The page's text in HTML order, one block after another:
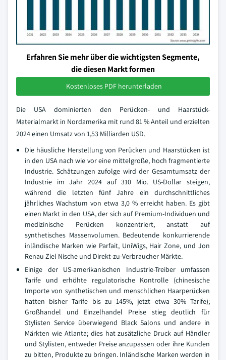
Erfahren Sie mehr über die wichtigsten Segmente,
die diesen Markt formen
Kostenloses PDF herunterladen
Die USA dominierten den Perücken- und Haarstück-
Materialmarkt in Nordamerika mit rund 81 % Anteil und erzielten
2024 einen Umsatz von 1,53 Milliarden USD.
Die häusliche Herstellung von Perücken und Haarstücken ist
in den USA nach wie vor eine mittelgroße, hoch fragmentierte
Industrie. Schätzungen zufolge wird der Gesamtumsatz der
Industrie im Jahr 2024 auf 310 Mio. US-Dollar steigen,
während die letzten fünf Jahre ein durchschnittliches
jährliches Wachstum von etwa 3,0 % erreicht haben. Es gibt
einen Markt in den USA, der sich auf Premium-Individuen und
medizinische Perücken konzentriert, anstatt auf
synthetisches Massenvolumen. Bedeutende konkurrierende
inländische Marken wie Parfait, UniWigs, Hair Zone, und Jon
Renau Ziel Nische und Direkt-zu-Verbraucher Märkte.
Einige der US-amerikanischen Industrie-Treiber umfassen
Tarife und erhöhte regulatorische Kontrolle (chinesische
Importe von synthetischen und menschlichen Haarperücken
hatten bisher Tarife bis zu 145%, jetzt etwa 30% Tarife);
Großhandel und Einzelhandel Preise stieg deutlich für
Stylisten Service überwiegend Black Salons und andere in
Märkten wie Atlanta; dies hat zusätzliche Druck auf Händler
und Stylisten, entweder Preise anzupassen oder ihre Kunden
zu bitten, Produkte zu bringen. Inländische Marken werden in